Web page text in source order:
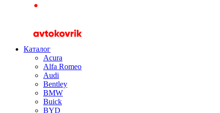
Каталог
Acura
Alfa Romeo
Audi
Bentley
BMW
Buick
BYD